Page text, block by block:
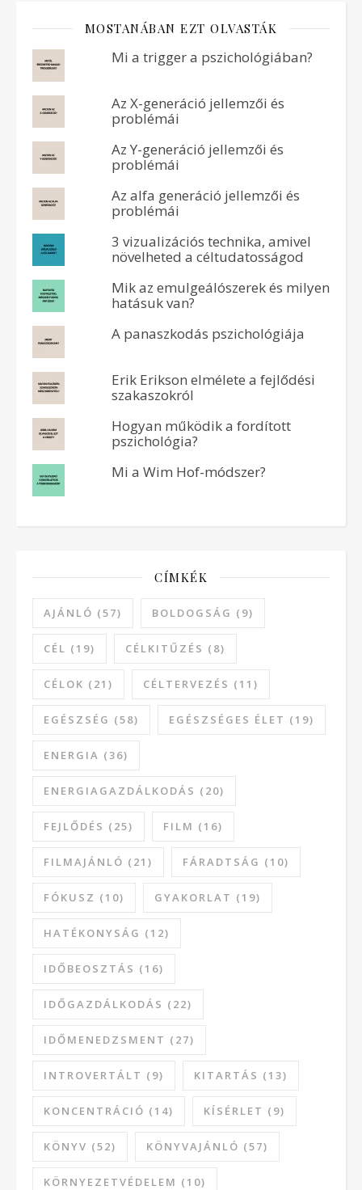
MOSTANÁBAN EZT OLVASTÁK
Mi a trigger a pszichológiában?
Az X-generáció jellemzői és
problémái
Az Y-generáció jellemzői és
problémái
Az alfa generáció jellemzői és
problémái
3 vizualizációs technika, amivel
növelheted a céltudatosságod
Mik az emulgeálószerek és milyen
hatásuk van?
A panaszkodás pszichológiája
Erik Erikson elmélete a fejlődési
szakaszokról
Hogyan működik a fordított
pszichológia?
Mi a Wim Hof-módszer?
CÍMKÉK
AJÁNLÓ (57) BOLDOGSÁG (9)
CÉL (19) CÉLKITŰZÉS (8)
CÉLOK (21) CÉLTERVEZÉS (11)
EGÉSZSÉG (58) EGÉSZSÉGES ÉLET (19)
ENERGIA (36)
ENERGIAGAZDÁLKODÁS (20)
FEJLŐDÉS (25) FILM (16)
FILMAJÁNLÓ (21) FÁRADTSÁG (10)
FÓKUSZ (10) GYAKORLAT (19)
HATÉKONYSÁG (12)
IDŐBEOSZTÁS (16)
IDŐGAZDÁLKODÁS (22)
IDŐMENEDZSMENT (27)
INTROVERTÁLT (9) KITARTÁS (13)
KONCENTRÁCIÓ (14) KÍSÉRLET (9)
KÖNYV (52) KÖNYVAJÁNLÓ (57)
KÖRNYEZETVÉDELEM (10)